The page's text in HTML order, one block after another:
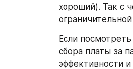
хороший). Так с
Если
сбора платы за
эффективности